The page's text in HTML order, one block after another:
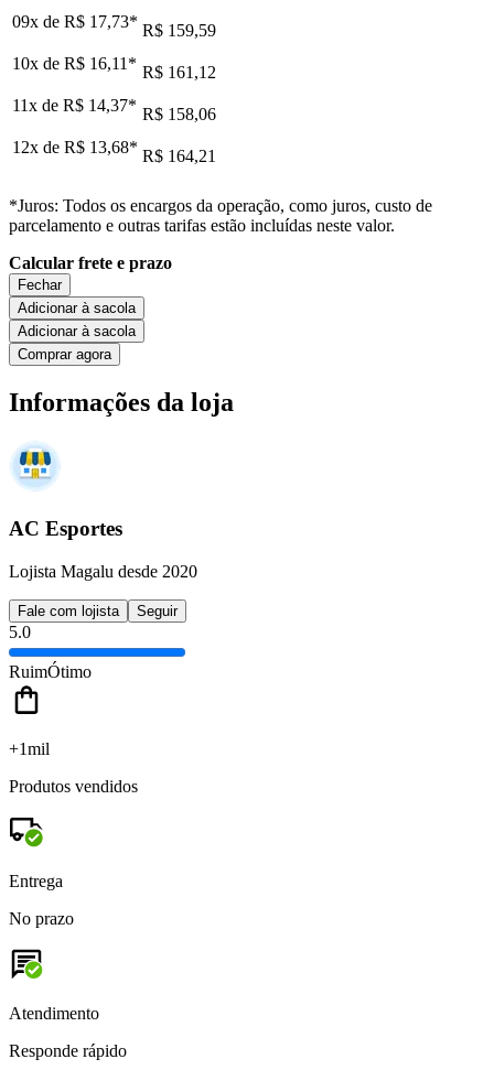
09x de R$ 17,73* R$ 159,59
10x de R$ 16,11 * R$ 161,12
11x de R$ 14,37* R$ 158,06
12x de R$ 13,68* R$ 164,21
*Juros: Todos os encargos da operação, como juros, custo de
parcelamento e outras tarifas estão incluídas neste valor.
Calcular frete e prazo
Fechar
Adicionar à sacola
Adicionar à sacola
Comprar agora
Informações da loja
AC Esportes
Lojista Magalu desde 2020
Fale com lojista Seguir
5.0
RuimÓtimo
+1mil
Produtos vendidos
Entrega
No prazo
Atendimento
Responde rápido